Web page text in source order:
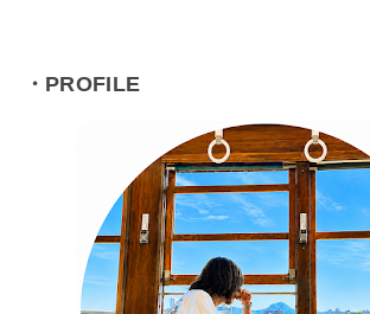
・PROFILE